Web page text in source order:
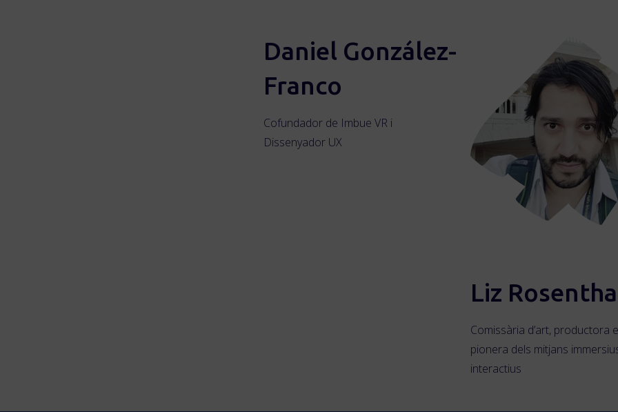
Daniel González-
Franco
Cofundador de Imbue VR i
Dissenyador UX
Liz
Comissària d’art, productora
pionera dels mitjans
interactius